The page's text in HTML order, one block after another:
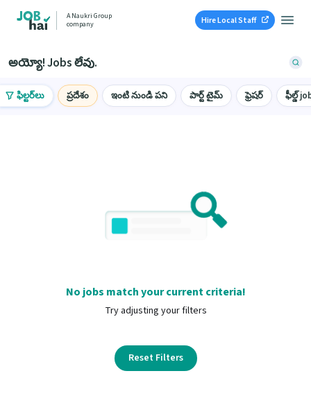
A Naukri Group
company
Hire Local Staff
అయ్యో! Jobs లేవు.
ఫిల్టర్‌లు ప్రదేశం ఇంటి నుండి పని పార్ట్ టైమ్ ఫ్రెషర్ ఫీల్డ్
No jobs match your current criteria!
Try adjusting your filters
Reset Filters